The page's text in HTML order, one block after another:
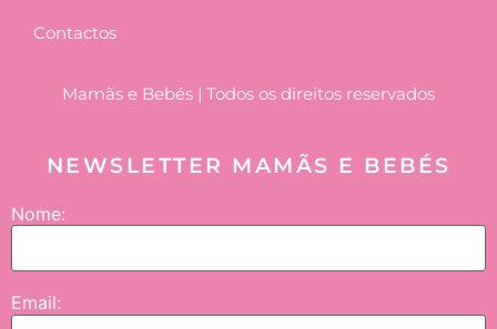
Contactos
Mamãs e Bebés | Todos os direitos reservados
NEWSLETTER MAMÃS E BEBÉS
Nome:
Email: